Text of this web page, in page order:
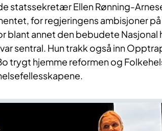
statssekretær Ellen Rønning-
for regjeringens ambisjoner
blant annet den bebudete Nasjonal
sentral. Hun trakk også inn
trygt hjemme reformen og